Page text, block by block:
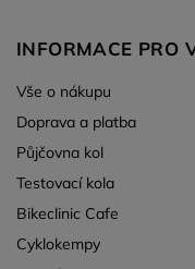
INFORMACE PRO
Vše o nákupu
Doprava a platba
Půjčovna kol
Testovací kola
Bikeclinic Cafe
Cyklokempy